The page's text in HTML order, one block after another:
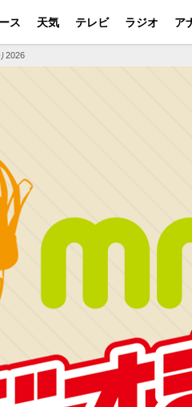
ス 天気 テレビ ラジオ ア
2026